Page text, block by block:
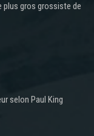
plus gros grossiste de
selon Paul King